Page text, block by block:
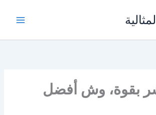
بقوة، وش أفضل